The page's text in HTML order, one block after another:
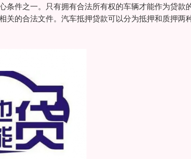
条件之一。只有拥有合法所有权的车辆才能作为贷
关的合法文件。汽车抵押贷款可以分为抵押和质押